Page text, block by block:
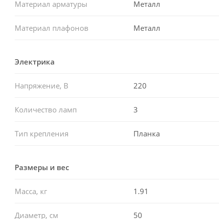
Материал арматуры Металл
Материал плафонов Металл
Электрика
Напряжение, В 220
Количество ламп 3
Тип крепления Планка
Размеры и вес
Масса, кг 1.91
Диаметр, см 50